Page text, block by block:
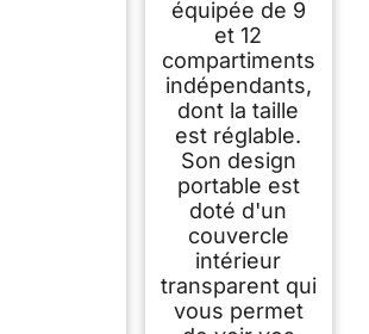
équipée de 9
et 12
compartiments
indépendants,
dont la taille
est réglable.
Son design
portable est
doté d'un
couvercle
intérieur
transparent qui
vous permet